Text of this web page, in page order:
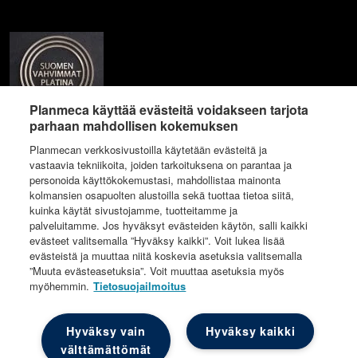
© Implantona
Planmeca käyttää evästeitä voidakseen tarjota
parhaan mahdollisen kokemuksen
Planmecan verkkosivustoilla käytetään evästeitä ja
vastaavia tekniikoita, joiden tarkoituksena on parantaa ja
personoida käyttökokemustasi, mahdollistaa mainonta
kolmansien osapuolten alustoilla sekä tuottaa tietoa siitä,
kuinka käytät sivustojamme, tuotteitamme ja
palveluitamme. Jos hyväksyt evästeiden käytön, salli kaikki
evästeet valitsemalla ”Hyväksy kaikki”. Voit lukea lisää
evästeistä ja muuttaa niitä koskevia asetuksia valitsemalla
”Muuta evästeasetuksia”. Voit muuttaa asetuksia myös
myöhemmin. Tietosuojailmoitus
Hyväksy kaikki
Hyväksy vain
välttämättömät